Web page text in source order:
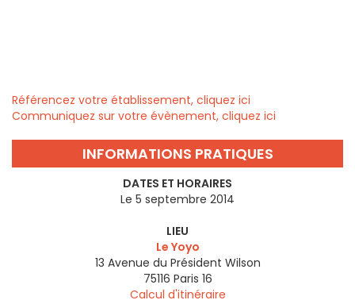
Référencez votre établissement, cliquez ici
Communiquez sur votre évènement, cliquez ici
INFORMATIONS PRATIQUES
DATES ET HORAIRES
Le 5 septembre 2014
LIEU
Le Yoyo
13 Avenue du Président Wilson
75116 Paris 16
Calcul d'itinéraire